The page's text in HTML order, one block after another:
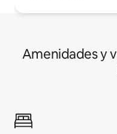
Amenidades y